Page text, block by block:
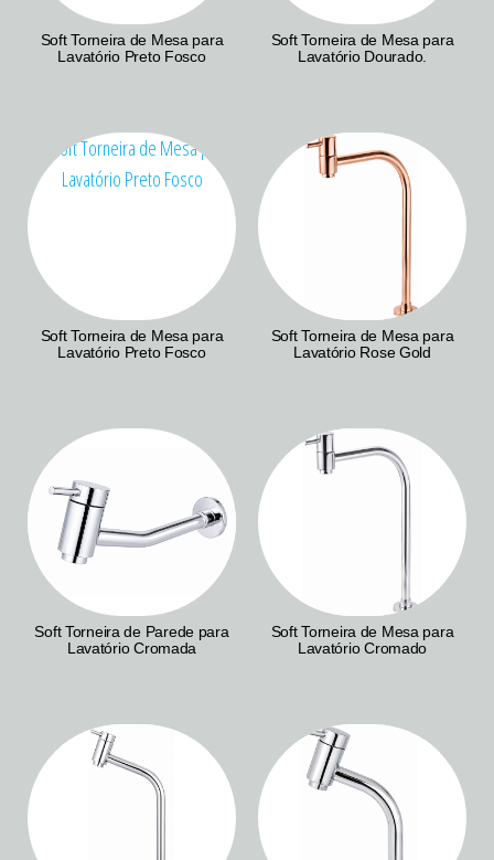
Soft Torneira de Mesa para
Lavatório Preto Fosco
Soft Torneira de Mesa para
Lavatório Dourado.
Soft Torneira de Mesa para
Lavatório Preto Fosco
Soft Torneira de Mesa para
Lavatório Rose Gold
Soft Torneira de Parede para
Lavatório Cromada
Soft Torneira de Mesa para
Lavatório Cromado